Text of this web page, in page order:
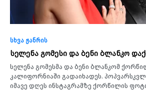
სხვა ჟანრის
სელენა გომესი და ბენი ბლანკო
სელენა გომესმა და ბენი ბლანკომ
კალიფორნიაში გადაიხადეს.
იმავე დღეს ინსტაგრამზე ქორწილის